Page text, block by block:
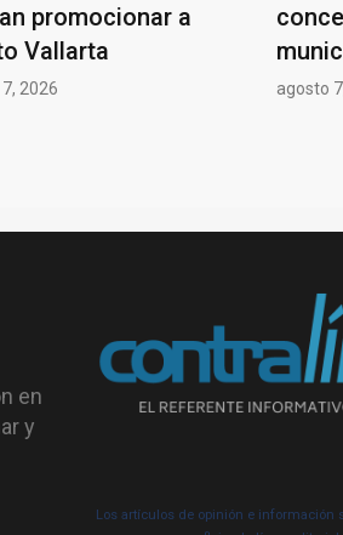
promocionar a
Vallarta
2026 agosto
en
y
Los artículos de opinión e información